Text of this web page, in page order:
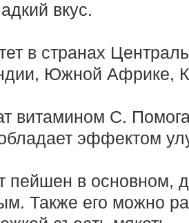
вкус.
в странах
Южной Африке,
витамином С.
эффектом
пейшен в основном,
Также его можно